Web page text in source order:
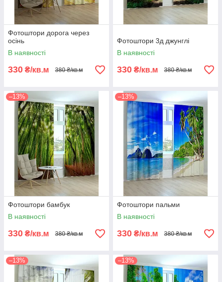
Фотоштори дорога через
осінь
В наявності
330 ₴/кв.м 380 ₴/кв.м
Фотоштори 3д джунглі
В наявності
330 ₴/кв.м 380 ₴/кв.м
–13%
Фотоштори бамбук
В наявності
330 ₴/кв.м 380 ₴/кв.м
–13%
Фотоштори пальми
В наявності
330 ₴/кв.м 380 ₴/кв.м
–13% –13%